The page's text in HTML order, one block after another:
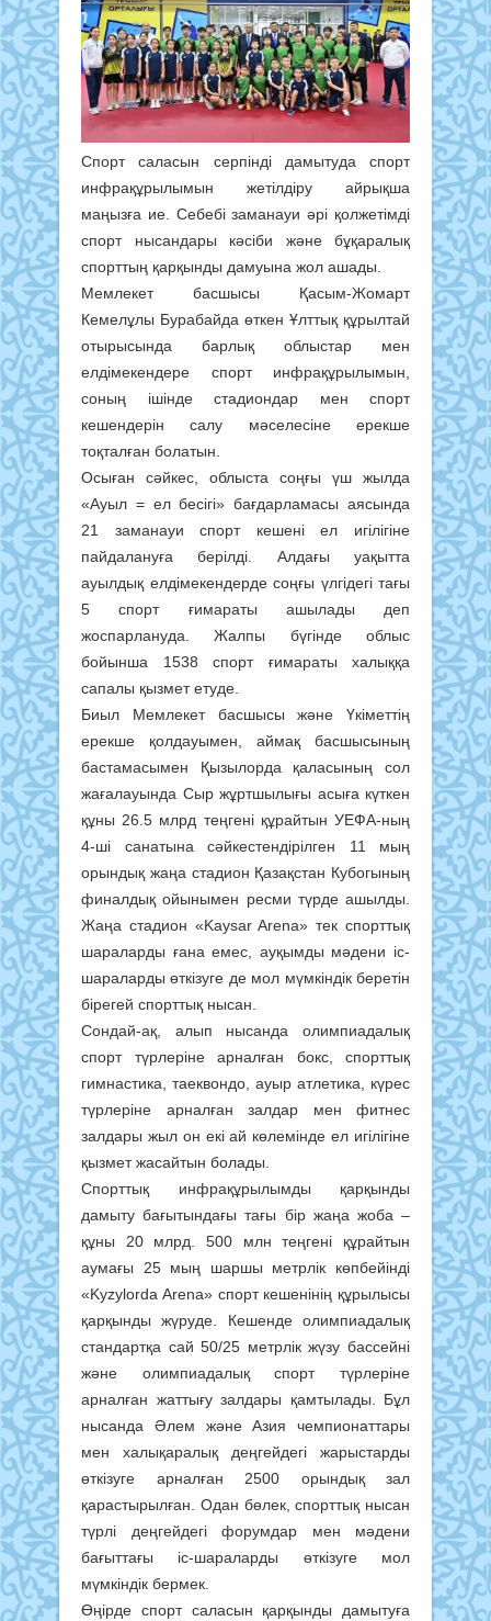
Спорт саласын серпінді дамытуда спорт
инфрақұрылымын жетілдіру айрықша
маңызға ие. Себебі заманауи әрі қолжетімді
спорт нысандары кәсіби және бұқаралық
спорттың қарқынды дамуына жол ашады.
Мемлекет басшысы Қасым-Жомарт
Кемелұлы Бурабайда өткен Ұлттық құрылтай
отырысында барлық облыстар мен
елдімекендере спорт инфрақұрылымын,
соның ішінде стадиондар мен спорт
кешендерін салу мәселесіне ерекше
тоқталған болатын.
Осыған сәйкес, облыста соңғы үш жылда
«Ауыл = ел бесігі» бағдарламасы аясында
21 заманауи спорт кешені ел игілігіне
пайдалануға берілді. Алдағы уақытта
ауылдық елдімекендерде соңғы үлгідегі тағы
5 спорт ғимараты ашылады деп
жоспарлануда. Жалпы бүгінде облыс
бойынша 1538 спорт ғимараты халыққа
сапалы қызмет етуде.
Биыл Мемлекет басшысы және Үкіметтің
ерекше қолдауымен, аймақ басшысының
бастамасымен Қызылорда қаласының сол
жағалауында Сыр жұртшылығы асыға күткен
құны 26.5 млрд теңгені құрайтын УЕФА-ның
4-ші санатына сәйкестендірілген 11 мың
орындық жаңа стадион Қазақстан Кубогының
финалдық ойынымен ресми түрде ашылды.
Жаңа стадион «Kaysar Arena» тек спорттық
шараларды ғана емес, ауқымды мәдени іс-
шараларды өткізуге де мол мүмкіндік беретін
бірегей спорттық нысан.
Сондай-ақ, алып нысанда олимпиадалық
спорт түрлеріне арналған бокс, спорттық
гимнастика, таеквондо, ауыр атлетика, күрес
түрлеріне арналған залдар мен фитнес
залдары жыл он екі ай көлемінде ел игілігіне
қызмет жасайтын болады.
Спорттық инфрақұрылымды қарқынды
дамыту бағытындағы тағы бір жаңа жоба –
құны 20 млрд. 500 млн теңгені құрайтын
аумағы 25 мың шаршы метрлік көпбейінді
«Kyzylorda Arena» спорт кешенінің құрылысы
қарқынды жүруде. Кешенде олимпиадалық
стандартқа сай 50/25 метрлік жүзу бассейні
және олимпиадалық спорт түрлеріне
арналған жаттығу залдары қамтылады. Бұл
нысанда Әлем және Азия чемпионаттары
мен халықаралық деңгейдегі жарыстарды
өткізуге арналған 2500 орындық зал
қарастырылған. Одан бөлек, спорттық нысан
түрлі деңгейдегі форумдар мен мәдени
бағыттағы іс-шараларды өткізуге мол
мүмкіндік бермек.
Өңірде спорт саласын қарқынды дамытуға